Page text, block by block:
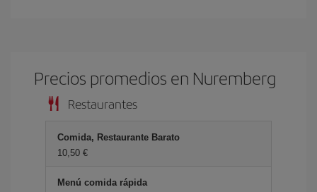
Precios promedios en Nuremberg
Restaurantes
Comida, Restaurante Barato
10,50 €
Menú comida rápida